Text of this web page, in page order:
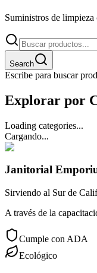
Suministros de
Search
Escribe para buscar
Explorar por
Loading categories...
Cargando...
Janitorial
Sirviendo al Sur de
A través de la
Cumple con ADA
Ecológico